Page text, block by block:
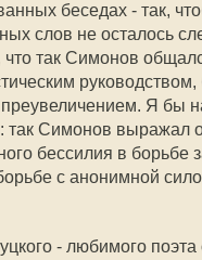
беседах - так,
слов не осталось
что так Симонов
Я бы
так Симонов выражал
бессилия в борьбе
с анонимной
- любимого поэта